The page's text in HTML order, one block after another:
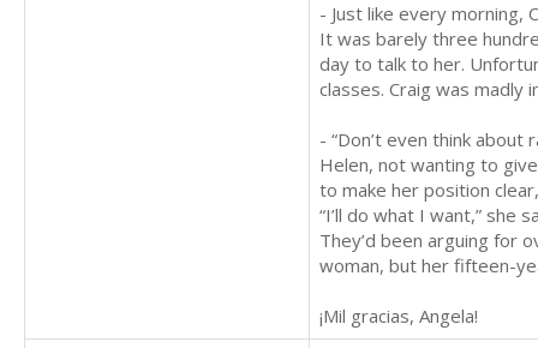
- Just like every morning,
It was barely three
day to talk to her.
classes. Craig was madly
- “Don’t even think
Helen, not wanting to
to make her position
“I’ll do what I want,” she
They’d been arguing for
woman, but her fifteen-
¡Mil gracias, Angela!